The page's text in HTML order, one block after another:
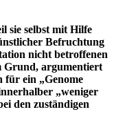
sie selbst mit Hilfe
Befruchtung
nicht betroffenen
Grund, argumentiert
für ein „Genome
„weniger
den zuständigen